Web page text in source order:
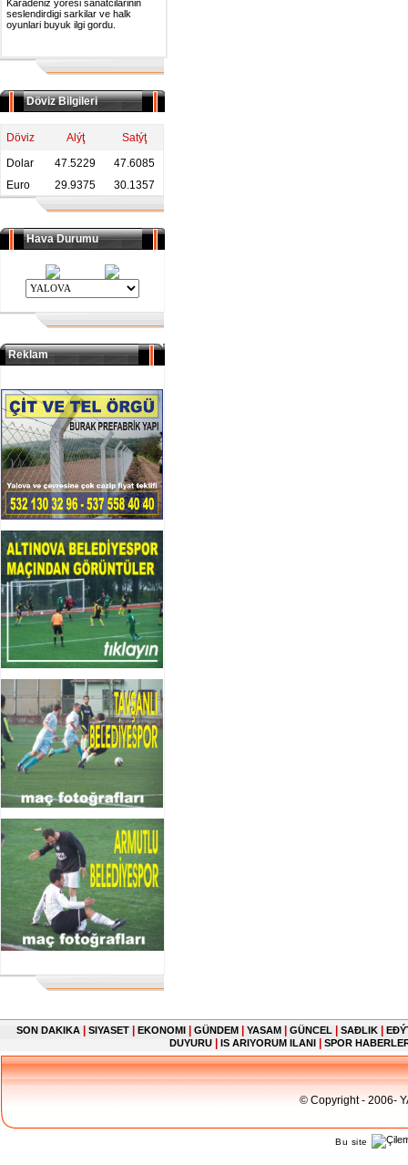
Karadeniz yoresi sanatcilarinin
seslendirdigi sarkilar ve halk
oyunlari buyuk ilgi gordu.
Döviz Bilgileri
Döviz Alýţ
Satýţ
Dolar
47.5229
47.6085
Euro
29.9375 30.1357
Hava Durumu
Reklam
SON DAKIKA SIYASET EKONOMI GÜNDEM YASAM GÜNCEL SAĐLIK
DUYURU
IS ARIYORUM ILANI SPOR
© Copyright - 2006-
Bu site